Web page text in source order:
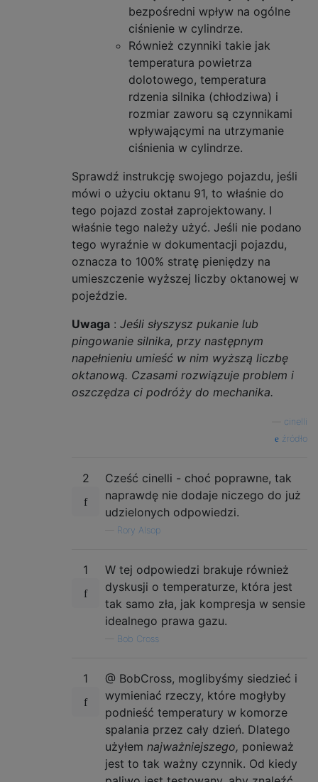
bezpośredni wpływ na ogólne
ciśnienie w cylindrze.
Również czynniki takie jak
temperatura powietrza
dolotowego, temperatura
rdzenia silnika (chłodziwa) i
rozmiar zaworu są czynnikami
wpływającymi na utrzymanie
ciśnienia w cylindrze.
Sprawdź instrukcję swojego pojazdu, jeśli
mówi o użyciu oktanu 91, to właśnie do
tego pojazd został zaprojektowany. I
właśnie tego należy użyć. Jeśli nie podano
tego wyraźnie w dokumentacji pojazdu,
oznacza to 100% stratę pieniędzy na
umieszczenie wyższej liczby oktanowej w
pojeździe.
Uwaga : Jeśli słyszysz pukanie lub
pingowanie silnika, przy następnym
napełnieniu umieść w nim wyższą liczbę
oktanową. Czasami rozwiązuje problem i
oszczędza ci podróży do mechanika.
cinelli
źródło
2
Cześć cinelli - choć poprawne, tak
naprawdę nie dodaje niczego do już
udzielonych odpowiedzi.
Rory Alsop
1
W tej odpowiedzi brakuje również
dyskusji o temperaturze, która jest
tak samo zła, jak kompresja w sensie
idealnego prawa gazu.
Bob Cross
1
@ BobCross, moglibyśmy siedzieć i
wymieniać rzeczy, które mogłyby
podnieść temperatury w komorze
spalania przez cały dzień. Dlatego
użyłem najważniejszego, ponieważ
jest to tak ważny czynnik. Od kiedy